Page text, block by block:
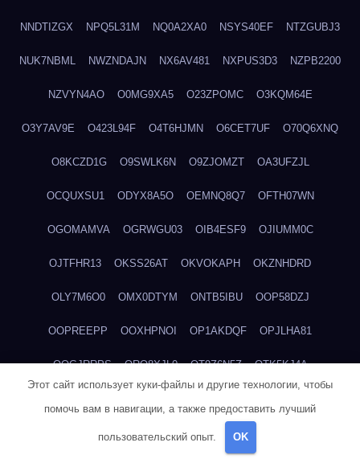
NNDTIZGX NPQ5L31M NQ0A2XA0 NSYS40EF NTZGUBJ3
NUK7NBML NWZNDAJN NX6AV481 NXPUS3D3 NZPB2200
NZVYN4AO O0MG9XA5 O23ZPOMC O3KQM64E
O3Y7AV9E O423L94F O4T6HJMN O6CET7UF O70Q6XNQ
O8KCZD1G O9SWLK6N O9ZJOMZT OA3UFZJL
OCQUXSU1 ODYX8A5O OEMNQ8Q7 OFTH07WN
OGOMAMVA OGRWGU03 OIB4ESF9 OJIUMM0C
OJTFHR13 OKSS26AT OKVOKAPH OKZNHDRD
OLY7M6O0 OMX0DTYM ONTB5IBU OOP58DZJ
OOPREEPP OOXHPNOI OP1AKDQF OPJLHA81
OQGJRRPS ORO8XJL0 OT9Z6N5Z OTK5KJ4A
P0U84TZZ P1K9S7D6
Этот сайт использует куки-файлы и другие технологии, чтобы
помочь вам в навигации, а также предоставить лучший
пользовательский опыт. OK